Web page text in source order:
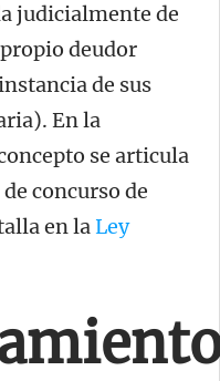
judicialmente de
deudor
de sus
En la
se articula
concurso de
en laLey